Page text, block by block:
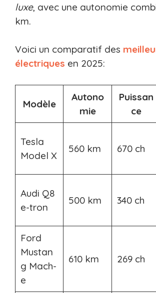
luxe, avec une autonomie
km.
Voici un comparatif des
électriques en 2025:
Modèle
Autono
mie
Puissan
ce
Tesla
Model X
560 km 670 ch
Audi Q8
e-tron
500 km 340 ch
Ford
Mustan
g Mach-
e
610 km 269 ch